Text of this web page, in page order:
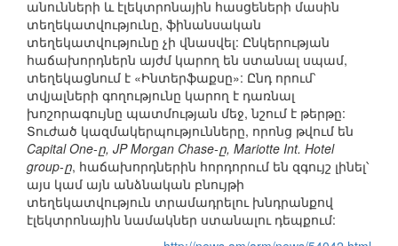
անունների և էլեկտրոնային հասցեների մասին
տեղեկատվությունը, ֆինանսական
տեղեկատվությունը չի վնասվել: Ընկերության
հաճախորդներն այժմ կարող են ստանալ սպամ,
տեղեկացնում է «Ինտերֆաքսը»: Ընդ որում՝
տվյալների գողությունը կարող է դառնալ
խոշորագույնը պատմության մեջ, նշում է թերթը:
Տուժած կազմակերպությունները, որոնց թվում են
Capital One-ը, JP Morgan Chase-ը, Mariotte Int. Hotel
group-ը, հաճախորդներին հորդորում են զգույշ լինել՝
այս կամ այն անձնական բնույթի
տեղեկատվություն տրամադրելու խնդրանքով
էլեկտրոնային նամակներ ստանալու դեպքում: